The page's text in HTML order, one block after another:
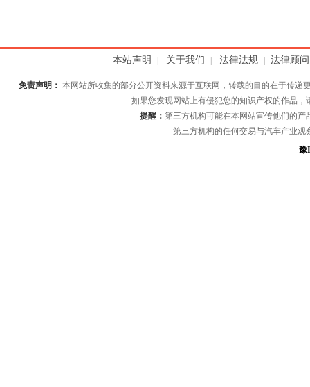
本站声明 | 关于我们 | 法律法规 | 法律顾问
免责声明： 本网站所收集的部分公开资料来源于互联网，转载的目的在于传
如果您发现网站上有侵犯您的知识产权的作品
提醒： 第三方机构可能在本网站宣传他们的
第三方机构的任何交易与汽车产业
豫